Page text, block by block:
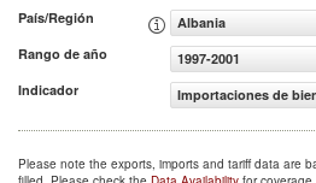
País/Región
Albania
Rango de año
1997-2001
Indicador
Importaciones de
Please note the exports, imports and tariff data are